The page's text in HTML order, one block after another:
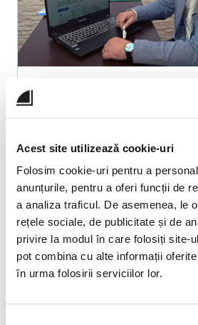
Acest site utilizează cookie-uri
Folosim cookie-uri pentru a
anunțurile, pentru a oferi funcții de
a analiza traficul. De asemenea, le
rețele sociale, de publicitate și de
privire la modul în care folosiți site-
pot combina cu alte informații
în urma folosirii serviciilor lor.
Perspectiva unei școli
Școala Gimnazială
Neamț este una dintre
cele mai deschise în
platformei EDUS, iar pentru
bucurat …
Citește mai mult ➜